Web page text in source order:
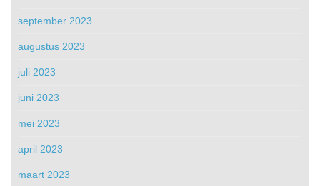
september 2023
augustus 2023
juli 2023
juni 2023
mei 2023
april 2023
maart 2023